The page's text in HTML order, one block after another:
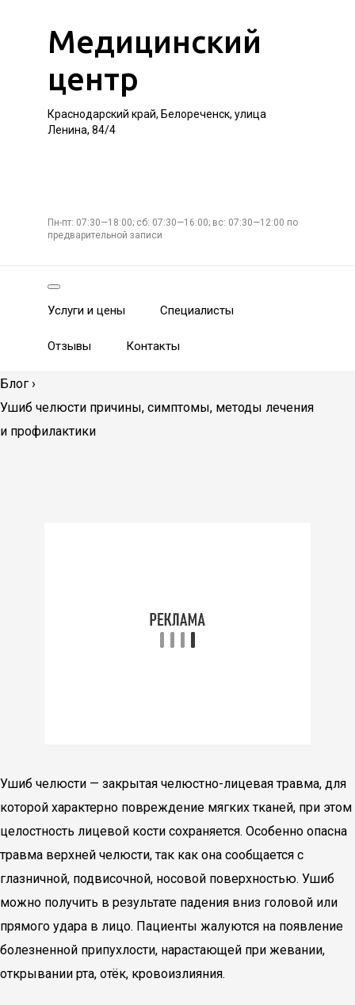
Медицинский
центр
Краснодарский край, Белореченск, улица
Ленина, 84/4
Пн-пт: 07:30—18:00; сб: 07:30—16:00; вс: 07:30—12:00 по
предварительной записи
Услуги и цены Специалисты
Отзывы Контакты
Блог ›
Ушиб челюсти причины, симптомы, методы лечения
и профилактики
Ушиб челюсти — закрытая челюстно-лицевая травма, для
которой характерно повреждение мягких тканей, при этом
целостность лицевой кости сохраняется. Особенно опасна
травма верхней челюсти, так как она сообщается с
глазничной, подвисочной, носовой поверхностью. Ушиб
можно получить в результате падения вниз головой или
прямого удара в лицо. Пациенты жалуются на появление
болезненной припухлости, нарастающей при жевании,
открывании рта, отёк, кровоизлияния.